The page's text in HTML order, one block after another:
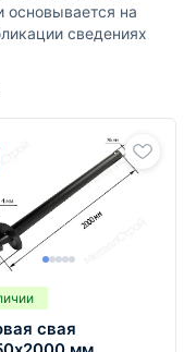
основывается на
сведениях
свая